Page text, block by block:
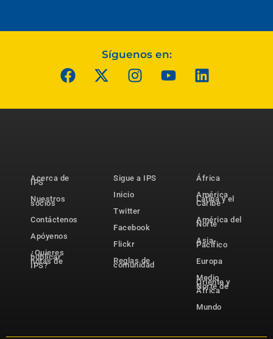
Síguenos en:
Acerca de
IPS
Nuestros
socios
Contáctenos
Apóyenos
¿Quieres
publicar
notas de
IPS?
Sigue a IPS
Inicio
Twitter
Facebook
Flickr
Reglas de
comunidad
África
América
Latina y el
Caribe
América del
Norte
Asia-
Pacífico
Europa
Medio
Oriente y
Norte de
África
Mundo